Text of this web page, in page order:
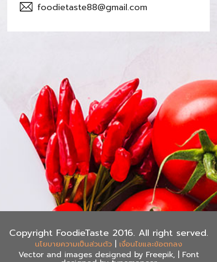
foodietaste88@gmail.com
Copyright FoodieTaste 2016. All right served.
นโยบายความเป็นส่วนตัว | เงื่อนไขและข้อตกลง
Vector and images designed by Freepik, | Font